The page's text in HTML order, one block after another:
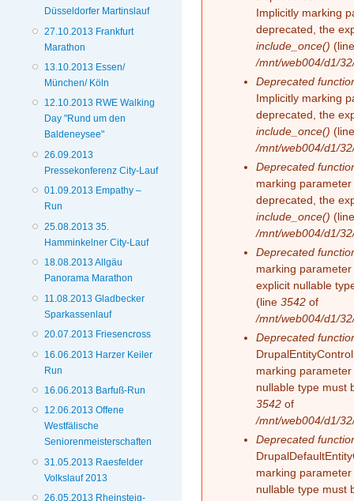
Düsseldorfer Martinslauf
27.10.2013 Frankfurt
Marathon
13.10.2013 Essen/
München/ Köln
12.10.2013 RWE Walking
Day "Rund um den
Baldeneysee"
26.09.2013
Pressekonferenz City-Lauf
01.09.2013 Empathy –
Run
25.08.2013 35.
Hamminkelner City-Lauf
18.08.2013 Allgäu
Panorama Marathon
11.08.2013 Gladbecker
Sparkassenlauf
20.07.2013 Friesencross
16.06.2013 Harzer Keiler
Run
16.06.2013 Barfuß-Run
12.06.2013 Offene
Westfälische
Seniorenmeisterschaften
31.05.2013 Raesfelder
Volkslauf 2013
26.05.2013 Rheinsteig-
Implicitly marking
deprecated, the
include_once()
/mnt/web004/d1/
Deprecated
Implicitly marking
deprecated, the
include_once()
/mnt/web004/d1/
Deprecated
marking
deprecated, the
include_once()
/mnt/web004/d1/
Deprecated
marking
explicit nullable
(line3542 of
/mnt/web004/d1/
Deprecated
marking
nullable type must
3542 of
/mnt/web004/d1/
Deprecated
marking
nullable type must